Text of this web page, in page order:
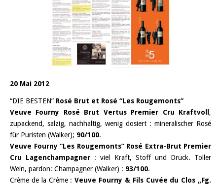
20 Mai 2012
“DIE BESTEN” Rosé Brut et Rosé “Les Rougemonts”
Veuve Fourny Rosé Brut Vertus Premier Cru Kraftvoll ,
zupackend, salzig, nachhaltig, wenig dosiert : mineralischer Rosé
für Puristen (Walker); 90/100.
Veuve Fourny “Les Rougemonts” Rosé Extra-Brut Premier
Cru Lagenchampagner : viel Kraft, Stoff und Druck. Toller
Wein, pardon: Champagner (Walker) : 93/100.
Crème de la Crème :Veuve Fourny & Fils Cuvée du Clos „Fg.